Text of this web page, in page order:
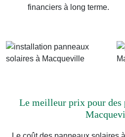
financiers à long terme.
Le meilleur prix pour des